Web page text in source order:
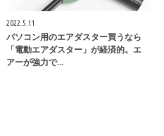
2022.5.11
パソコン用のエアダスター買うなら
「電動エアダスター」が経済的。エ
アーが強力で…